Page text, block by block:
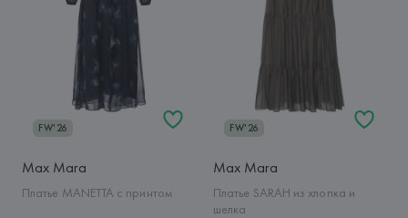
FW'26
Max Mara
Платье MANETTA с принтом
FW'26
Max Mara
Платье SARAH из хлопка и
шелка